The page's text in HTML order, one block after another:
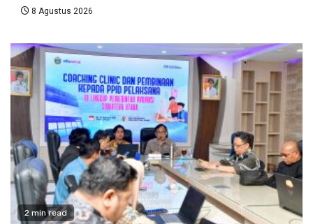
8 Agustus 2026
2 min read